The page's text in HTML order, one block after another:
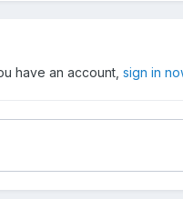
have an account, sign in